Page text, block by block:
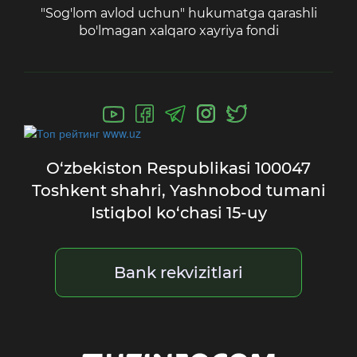
"Sog'lom avlod uchun" hukumatga qarashli
bo'lmagan xalqaro xayriya fondi
O‘zbekiston Respublikasi 100047
Toshkent shahri, Yashnobod tumani
Istiqbol ko‘chasi 15-uy
Bank rekvizitlari